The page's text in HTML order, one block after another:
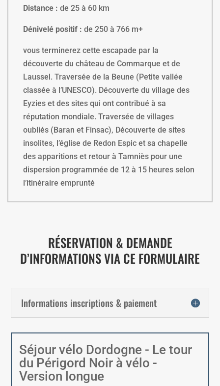
Distance : de 25 à 60 km
Dénivelé positif : de 250 à 766 m+
vous terminerez cette escapade par la
découverte du château de Commarque et de
Laussel. Traversée de la Beune (Petite vallée
classée à l’UNESCO). Découverte du village des
Eyzies et des sites qui ont contribué à sa
réputation mondiale. Traversée de villages
oubliés (Baran et Finsac), Découverte de sites
insolites, l’église de Redon Espic et sa chapelle
des apparitions et retour à Tamniès pour une
dispersion programmée de 12 à 15 heures selon
l’itinéraire emprunté
RÉSERVATION & DEMANDE
D’INFORMATIONS VIA CE FORMULAIRE
Informations inscriptions & paiement
Séjour vélo Dordogne - Le tour
du Périgord Noir à vélo -
Version longue